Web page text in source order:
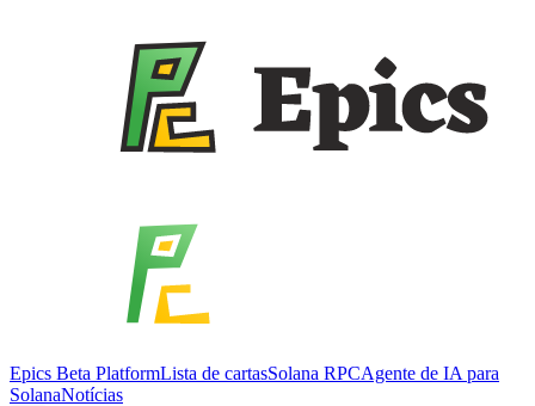
Epics Beta PlatformLista de cartasSolana RPCAgente de IA para
SolanaNotícias